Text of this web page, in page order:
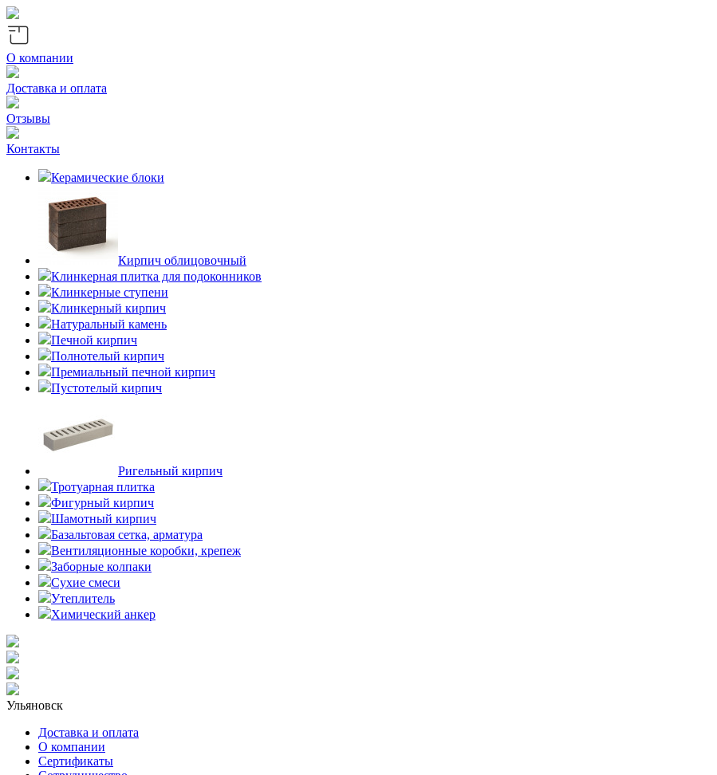
О компании
Доставка и оплата
Отзывы
Контакты
Керамические блоки
Кирпич облицовочный
Клинкерная плитка для подоконников
Клинкерные ступени
Клинкерный кирпич
Натуральный камень
Печной кирпич
Полнотелый кирпич
Премиальный печной кирпич
Пустотелый кирпич
Ригельный кирпич
Тротуарная плитка
Фигурный кирпич
Шамотный кирпич
Базальтовая сетка, арматура
Вентиляционные коробки, крепеж
Заборные колпаки
Сухие смеси
Утеплитель
Химический анкер
Ульяновск
Доставка и оплата
О компании
Сертификаты